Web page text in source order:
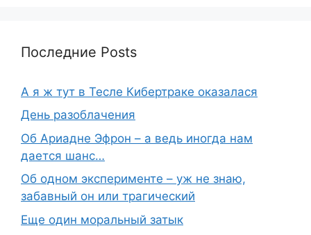
Последние Posts
А я ж тут в Тесле Кибертраке оказалася
День разоблачения
Об Ариадне Эфрон – а ведь иногда нам
дается шанс…
Об одном эксперименте – уж не знаю,
забавный он или трагический
Еще один моральный затык